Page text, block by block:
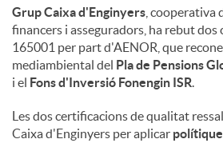
Grup Caixa d'Enginyers , cooperativa
financers i asseguradors, ha rebut
165001 per part d'AENOR, que
mediambiental del Pla de Pensions
i el Fons d'Inversió Fonengin ISR.
Les dos certificacions de qualitat
Caixa d'Enginyers per aplicar